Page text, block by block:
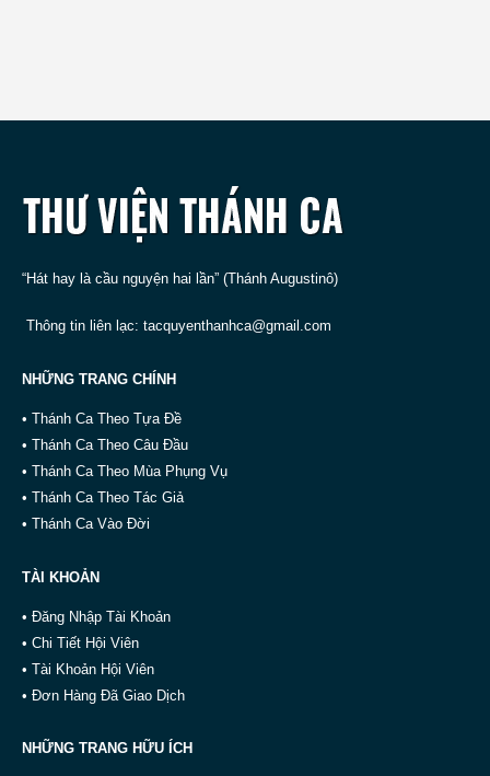
“Hát hay là cầu nguyện hai lần” (Thánh Augustinô)
Thông tin liên lạc: tacquyenthanhca@gmail.com
NHỮNG TRANG CHÍNH
• Thánh Ca Theo Tựa Đề
• Thánh Ca Theo Câu Đầu
• Thánh Ca Theo Mùa Phụng Vụ
• Thánh Ca Theo Tác Giả
• Thánh Ca Vào Đời
TÀI KHOẢN
• Đăng Nhập Tài Khoản
• Chi Tiết Hội Viên
• Tài Khoản Hội Viên
• Đơn Hàng Đã Giao Dịch
NHỮNG TRANG HỮU ÍCH